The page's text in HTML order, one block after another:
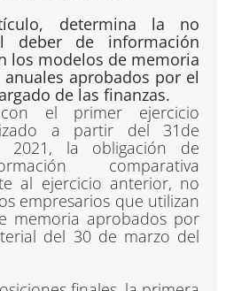
determina la no
deber de información
los modelos de memoria
aprobados por el
de las finanzas.
el primer ejercicio
a partir del 31de
2021, la obligación de
comparativa
al ejercicio anterior, no
empresarios que utilizan
memoria aprobados por
del 30 de marzo del